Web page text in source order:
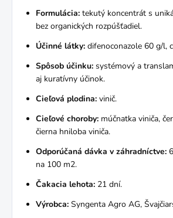
Formulácia: tekutý koncentrát s
bez organických rozpúšťadiel.
Účinné látky: difenoconazole 60 g/l,
Spôsob účinku: systémový a
aj kuratívny účinok.
Cieľová plodina: vinič.
Cieľové choroby: múčnatka viniča,
čierna hniloba viniča.
Odporúčaná dávka v záhradníctve:
na 100 m2.
Čakacia lehota: 21 dní.
Výrobca: Syngenta Agro AG,